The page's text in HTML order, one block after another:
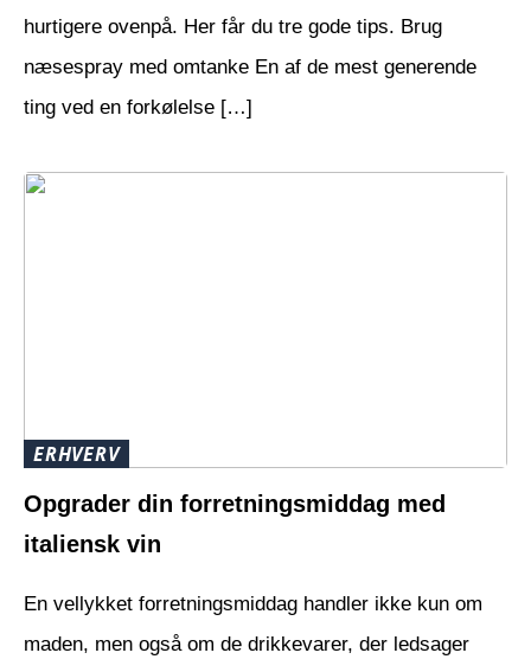
hurtigere ovenpå. Her får du tre gode tips. Brug
næsespray med omtanke En af de mest generende
ting ved en forkølelse […]
ERHVERV
Opgrader din forretningsmiddag med
italiensk vin
En vellykket forretningsmiddag handler ikke kun om
maden, men også om de drikkevarer, der ledsager